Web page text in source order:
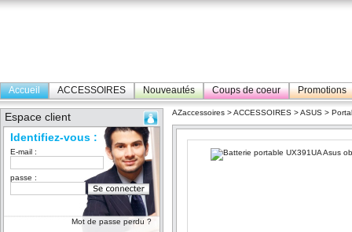
Accueil ACCESSOIRES Nouveautés Coups de coeur Promotions
Espace client
Identifiez-vous :
E-mail :
passe :
Mot de passe perdu ?
AZaccessoires >ACCESSOIRES >ASUS >